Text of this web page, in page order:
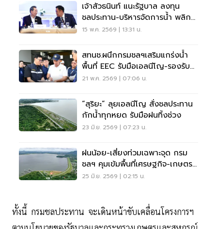
เจ้าสัวธนินท์ แนะรัฐบาล ลงทุน
ชลประทาน-บริหารจัดการน้ำ พลิก
เศรษฐกิจฐานราก
15 พ.ค. 2569 | 13:31 น.
สทนช.ผนึกกรมชลฯเสริมแกร่งน้ำ
พื้นที่ EEC รับมือเอลนีโญ-รองรับ
ขยายตัวเศรษฐกิจ
21 พ.ค. 2569 | 07:06 น.
“สุริยะ” ลุยเอลนีโญ สั่งชลประทาน
กักน้ำทุกหยด รับมือฝนทิ้งช่วง
23 มิ.ย. 2569 | 07:23 น.
ฝนน้อย-เสี่ยงท่วมเฉพาะจุด กรม
ชลฯ คุมเข้มพื้นที่เศรษฐกิจ-เกษตร
ตลอดฤดูฝน
25 มิ.ย. 2569 | 02:15 น.
ทั้งนี้ กรมชลประทาน จะเดินหน้าขับเคลื่อนโครงการฯ